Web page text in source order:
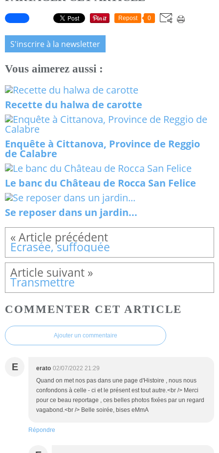
Repost 0
S'inscrire à la newsletter
Vous aimerez aussi :
Recette du halwa de carotte
Enquête à Cittanova, Province de Reggio
de Calabre
Le banc du Château de Rocca San Felice
Se reposer dans un jardin...
Ecrasée, suffoquée
Transmettre
COMMENTER CET ARTICLE
Ajouter un commentaire
E erato 02/07/2022 21:29
Quand on met nos pas dans une page d'Histoire , nous nous
confondons à celle - ci et le présent est tout autre.<br /> Merci
pour ce beau reportage , ces belles photos fixées par un regard
vagabond.<br /> Belle soirée, bises eMmA
Répondre